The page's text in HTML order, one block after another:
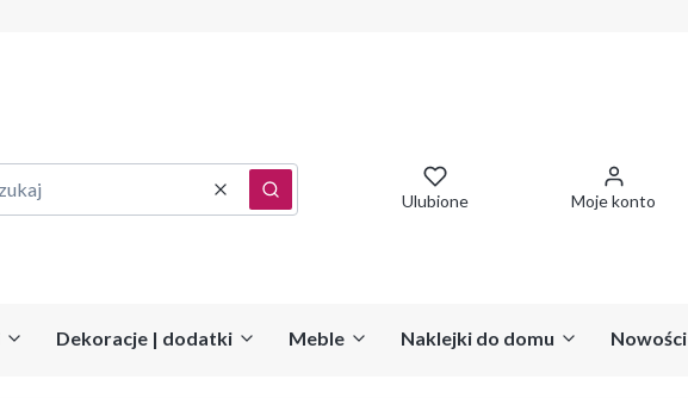
WyczyśćSzukaj Ulubione Moje konto
Dekoracje | dodatki Meble Naklejki do domu Nowości